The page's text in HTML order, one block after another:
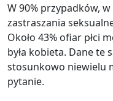
W 90% przypadków,
zastraszania
Około 43% ofiar płci
była kobieta. Dane te
stosunkowo niewielu
pytanie.